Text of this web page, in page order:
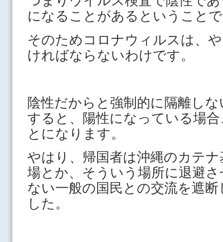
になることがあるということ
そのためコロナウィルスは、
ければならないわけです。
陰性だからと強制的に隔離し
すると、陽性になっている場
とになります。
やはり、帰国者は沖縄のカテ
場とか、そういう場所に退避
ない一般の国民との交流を遮
した。